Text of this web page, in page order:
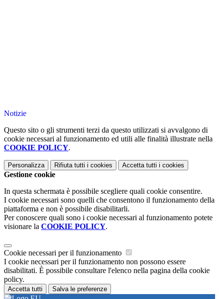
Notizie
Questo sito o gli strumenti terzi da questo utilizzati si avvalgono di
cookie necessari al funzionamento ed utili alle finalità illustrate nella
COOKIE POLICY.
Personalizza Rifiuta tutti i cookies Accetta tutti i cookies
Gestione cookie
In questa schermata è possibile scegliere quali cookie consentire.
I cookie necessari sono quelli che consentono il funzionamento della
piattaforma e non è possibile disabilitarli.
Per conoscere quali sono i cookie necessari al funzionamento potete
visionare la COOKIE POLICY.
Cookie necessari per il funzionamento
I cookie necessari per il funzionamento non possono essere
disabilitati. È possibile consultare l'elenco nella pagina della cookie
policy.
Accetta tutti Salva le preferenze